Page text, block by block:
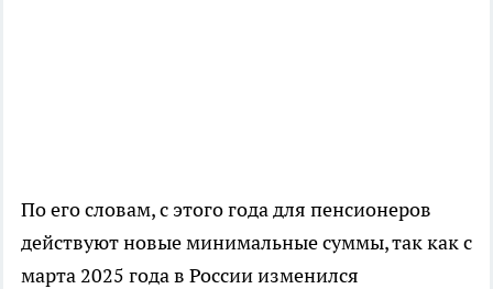
По его словам, с этого года для пенсионеров
действуют новые минимальные суммы, так как с
марта 2025 года в России изменился